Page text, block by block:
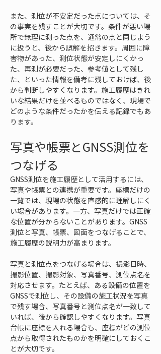
また、測位が不安定だった点については、そ
の事実を残すことが大切です。条件が悪い場
所で無理に測った点を、通常の点と同じよう
に扱うと、後から誤解を招きます。周囲に障
害物があった、測位状態が安定しにくかっ
た、再測が必要だった、参考値として残し
た、といった情報を備考に残しておけば、後
から判断しやすくなります。施工履歴はきれ
いな結果だけを並べるものではなく、現場で
どのような条件だったかを伝える記録でもあ
ります。
写真や帳票とGNSS測位を
つなげる
GNSS測位を施工履歴として活用するには、
写真や帳票との連携が重要です。座標だけの
一覧では、現場の状態を直感的に理解しにく
い場合があります。一方、写真だけでは正確
な位置が分からないことがあります。GNSS
測位と写真、帳票、図面をつなげることで、
施工履歴の説明力が高まります。
写真と測位点をつなげる場合は、撮影日時、
撮影位置、撮影対象、写真番号、測位点名を
対応させます。たとえば、ある設備の位置を
GNSSで測位し、その設備の施工状況を写真
で残す場合、写真番号と測位点名が一致して
いれば、後から確認しやすくなります。写真
台帳に座標を入れる場合も、座標がどの測位
点から取得されたものかを明確にしておくこ
とが大切です。